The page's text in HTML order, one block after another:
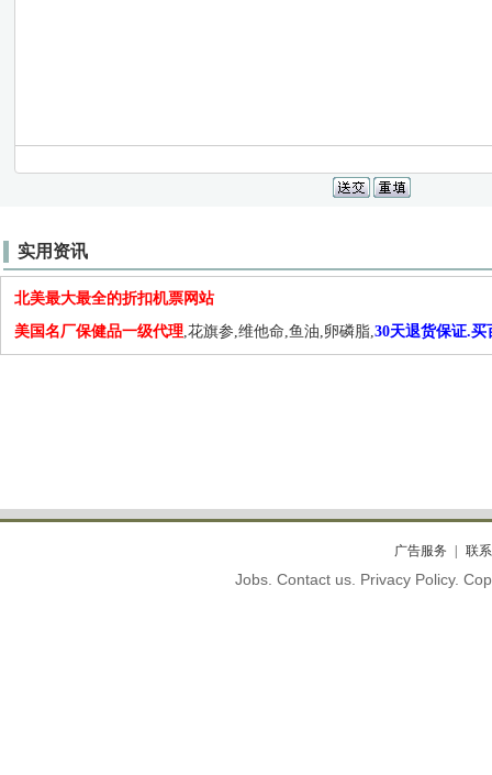
实用资讯
北美最大最全的折扣机票网站
美国名厂保健品一级代理,花旗参,维他命,鱼油,卵磷脂,30天退货保证.买
广告服务 联
Jobs. Contact us. Privacy Policy.